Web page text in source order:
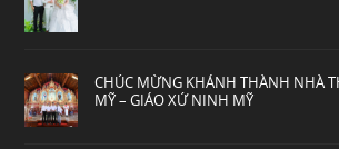
CHÚC MỪNG KHÁNH THÀNH NHÀ
MỸ – GIÁO XỨ NINH MỸ